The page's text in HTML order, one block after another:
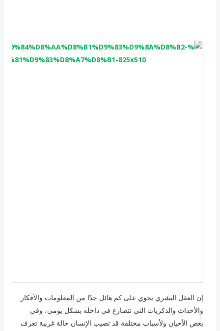
إن العقل البشري يحوي على كم هائل جدًا من المعلومات والأفكار
والأحداث والذكريات التي تتصارع في داخله بشكل يومي، وفي
بعض الأحيان ولأسباب مختلفة قد تصيب الإنسان حالة غريبة تعرف